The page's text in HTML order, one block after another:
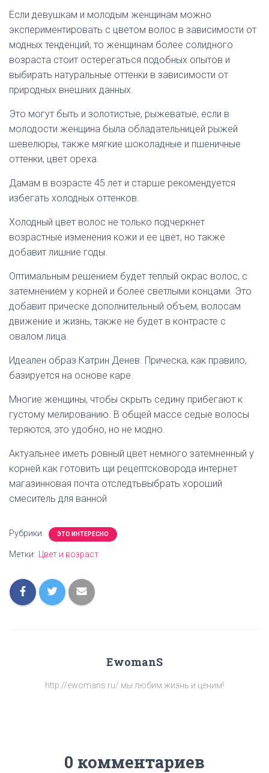
Если девушкам и молодым женщинам можно
экспериментировать с цветом волос в зависимости от
модных тенденций, то женщинам более солидного
возраста стоит остерегаться подобных опытов и
выбирать натуральные оттенки в зависимости от
природных внешних данных.
Это могут быть и золотистые, рыжеватые, если в
молодости женщина была обладательницей рыжей
шевелюры, также мягкие шоколадные и пшеничные
оттенки, цвет ореха.
Дамам в возрасте 45 лет и старше рекомендуется
избегать холодных оттенков.
Холодный цвет волос не только подчеркнет
возрастные изменения кожи и ее цвет, но также
добавит лишние годы.
Оптимальным решением будет теплый окрас волос, с
затемнением у корней и более светлыми концами. Это
добавит прическе дополнительный объем, волосам
движение и жизнь, также не будет в контрасте с
овалом лица.
Идеален образ Катрин Денев. Прическа, как правило,
базируется на основе каре.
Многие женщины, чтобы скрыть седину прибегают к
густому мелированию. В общей массе седые волосы
теряются, это удобно, но не модно.
Актуальнее иметь ровный цвет немного затемненный у
корней.как готовить щи рецептсковорода интернет
магазинновая почта отследтьвыбрать хороший
смеситель для ванной
Рубрики: ЭТО ИНТЕРЕСНО
Метки: Цвет и возраст
EwomanS
http://ewomans.ru/ мы любим жизнь и ценим!
0 комментариев